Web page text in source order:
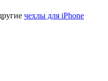
чехлы для iPhone